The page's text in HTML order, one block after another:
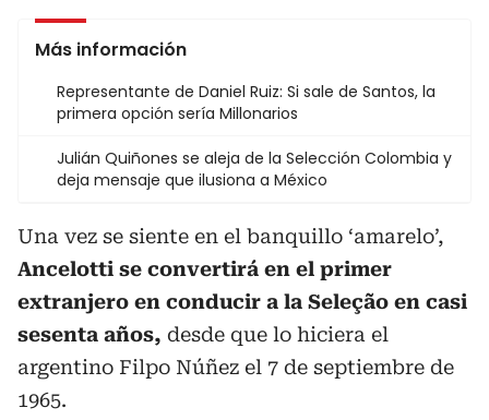
Más información
Representante de Daniel Ruiz: Si sale de Santos, la
primera opción sería Millonarios
Julián Quiñones se aleja de la Selección Colombia y
deja mensaje que ilusiona a México
Una vez se siente en el banquillo ‘amarelo’,
Ancelotti se convertirá en el primer
extranjero en conducir a la Seleção en casi
sesenta años, desde que lo hiciera el
argentino Filpo Núñez el 7 de septiembre de
1965.